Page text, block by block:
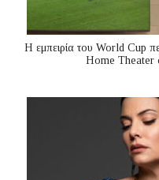
Η εμπειρία του World Cup
Home Theater